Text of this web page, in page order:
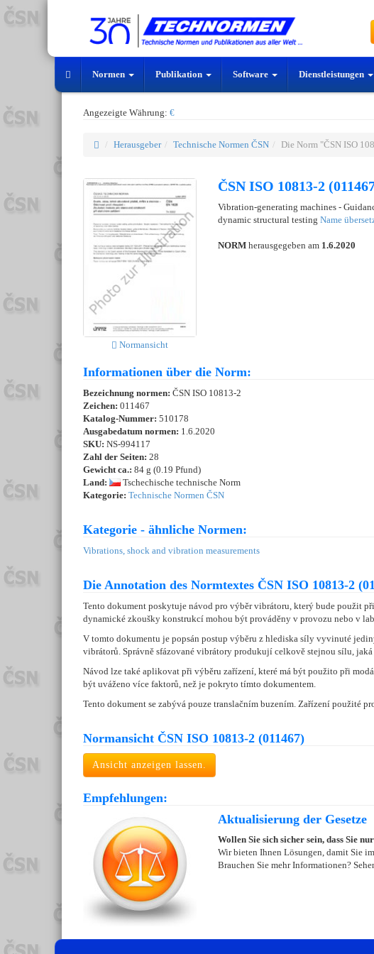
Normen Publikation Software Dienstleistungen
Angezeigte Währung: €
Herausgeber Technische Normen ČSN Die Norm "ČSN ISO
Normansicht
ČSN ISO 10813-2
Vibration-generating machines -
dynamic structural testing Name
NORM herausgegeben am 1.6.2020
Informationen über die Norm:
Bezeichnung normen: ČSN ISO 10813-2
Zeichen: 011467
Katalog-Nummer: 510178
Ausgabedatum normen: 1.6.2020
SKU: NS-994117
Zahl der Seiten: 28
Gewicht ca.: 84 g (0.19 Pfund)
Land:
Tschechische technische Norm
Kategorie: Technische Normen ČSN
Kategorie - ähnliche Normen:
Vibrations, shock and vibration measurements
Die Annotation des Normtextes ČSN ISO 10813-2
Tento dokument poskytuje návod pro výběr vibrátoru, který bude použit
dynamické zkoušky konstrukcí mohou být prováděny v provozu nebo v
V tomto dokumentu je popsán postup výběru z hlediska síly vyvinuté
vibrátorů. Správně sfázované vibrátory produkují celkově stejnou sílu,
Návod lze také aplikovat při výběru zařízení, které má být použito při
být uváženo více faktorů, než je pokryto tímto dokumentem.
Tento dokument se zabývá pouze translačním buzením. Zařízení použité
Normansicht ČSN ISO 10813-2 (011467)
Ansicht anzeigen lassen.
Empfehlungen:
Aktualisierung der Gesetze
Wollen Sie sich sicher sein, dass Sie
Wir bieten Ihnen Lösungen, damit Sie
Brauchen Sie mehr Informationen?